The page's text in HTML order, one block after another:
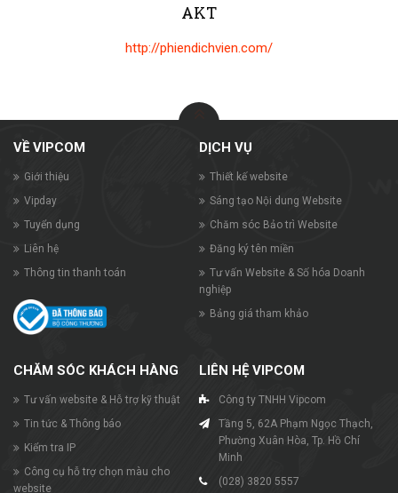
AKT
http://phiendichvien.com/
VỀ VIPCOM
Giới thiệu
Vipday
Tuyển dụng
Liên hệ
Thông tin thanh toán
DỊCH VỤ
Thiết kế website
Sáng tạo Nội dung Website
Chăm sóc Bảo trì Website
Đăng ký tên miền
Tư vấn Website & Số hóa Doanh
nghiệp
Bảng giá tham khảo
CHĂM SÓC KHÁCH HÀNG
Tư vấn website & Hỗ trợ kỹ thuật
Tin tức & Thông báo
Kiểm tra IP
Công cụ hỗ trợ chọn màu cho
website
LIÊN HỆ VIPCOM
Công ty TNHH Vipcom
Tầng 5, 62A Phạm Ngọc Thạch,
Phường Xuân Hòa, Tp. Hồ Chí
Minh
(028) 3820 5557